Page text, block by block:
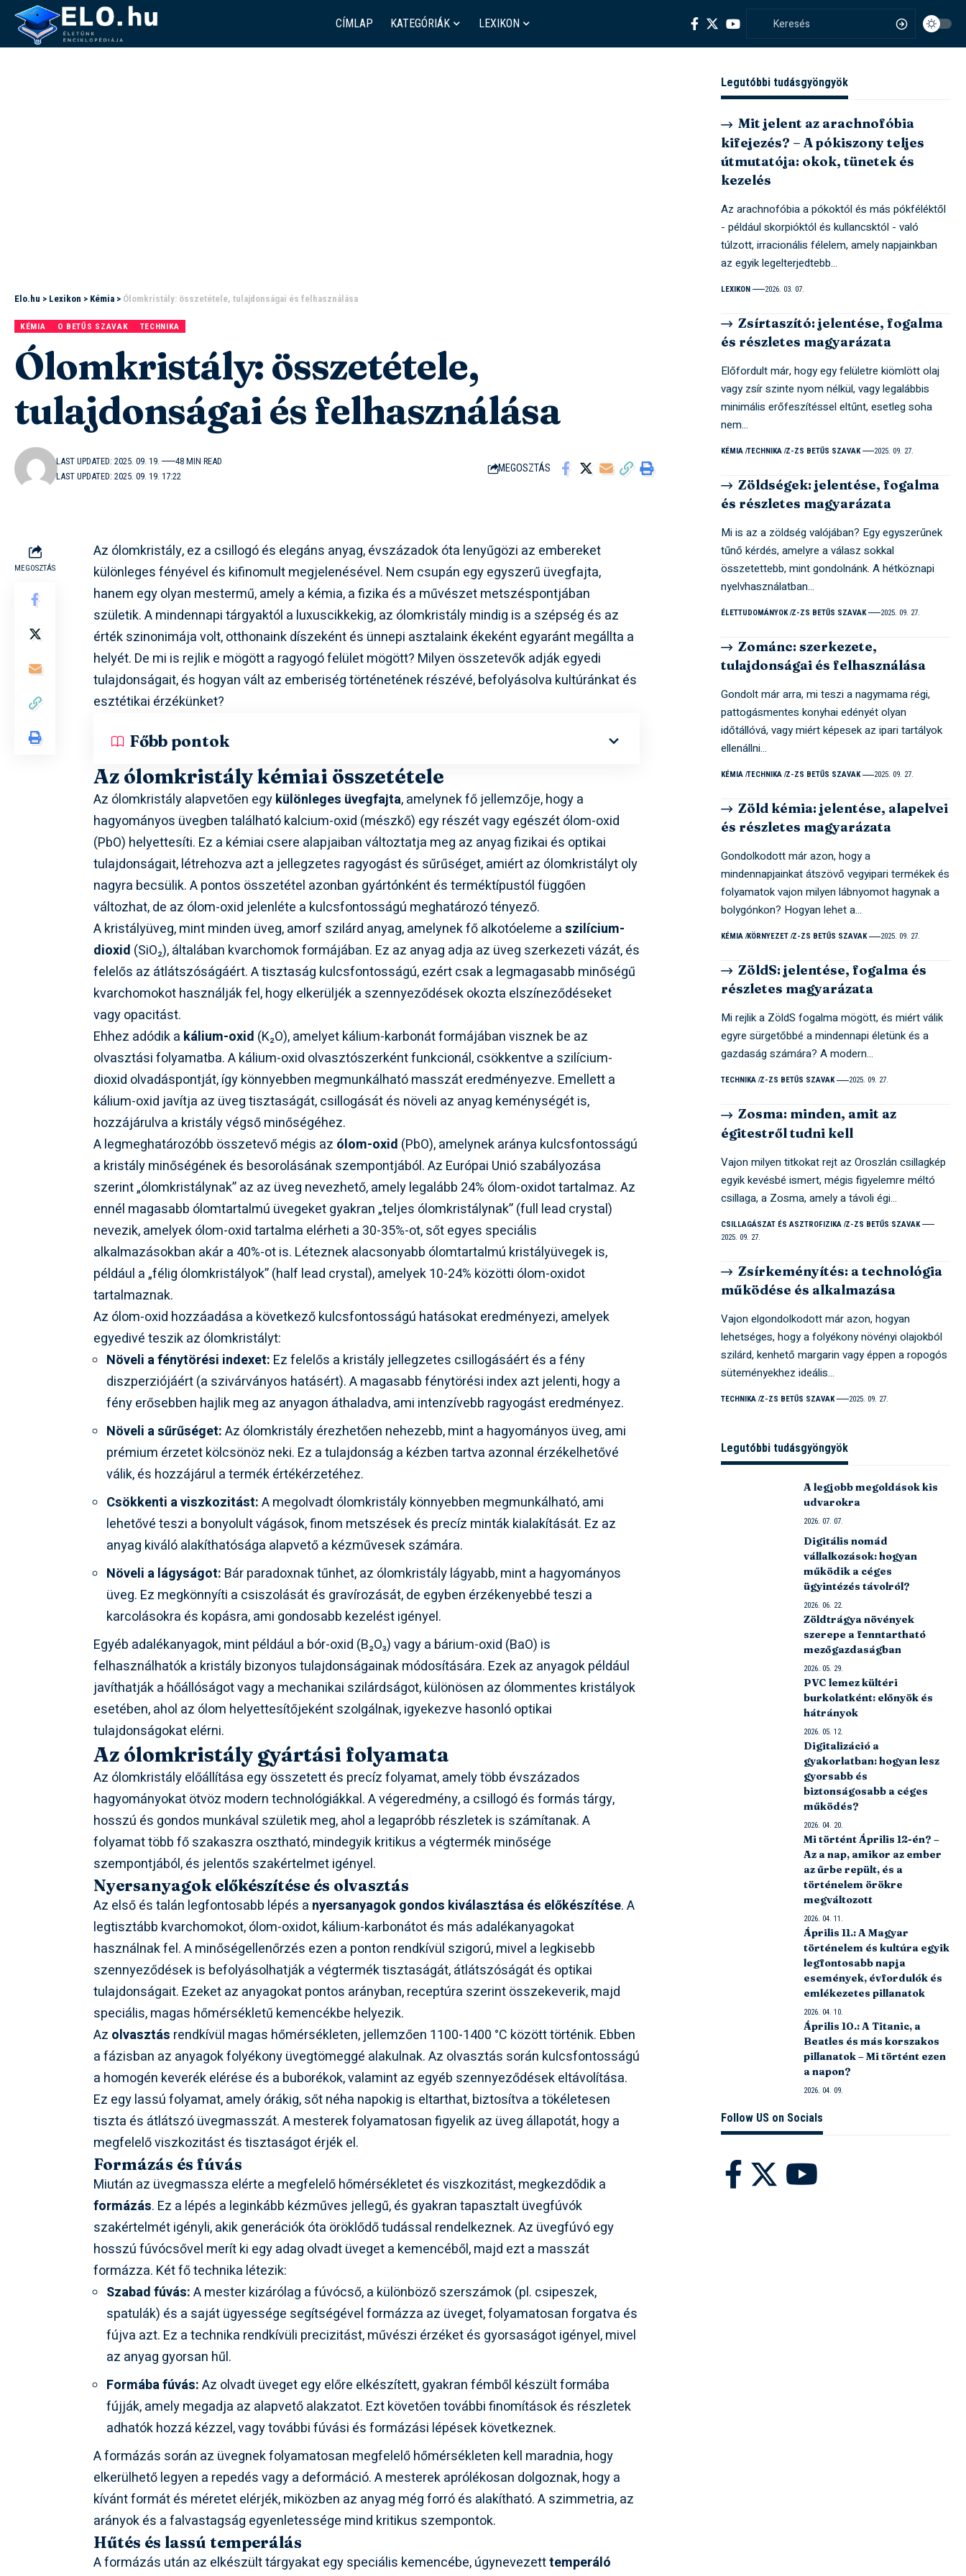
CÍMLAP KATEGÓRIÁK LEXIKON
Elo.hu > Lexikon > Kémia > Ólomkristály: összetétele, tulajdonságai és felhasználása
KÉMIA O BETŰS SZAVAK TECHNIKA
Ólomkristály: összetétele,
tulajdonságai és felhasználása
LAST UPDATED: 2025. 09. 19. 17:22
LAST UPDATED: 2025. 09. 19. 48 MIN READ
MEGOSZTÁS
MEGOSZTÁS
Az ólomkristály, ez a csillogó és elegáns anyag, évszázadok óta lenyűgözi az embereket
különleges fényével és kifinomult megjelenésével. Nem csupán egy egyszerű üvegfajta,
hanem egy olyan mestermű, amely a kémia, a fizika és a művészet metszéspontjában
születik. A mindennapi tárgyaktól a luxuscikkekig, az ólomkristály mindig is a szépség és az
érték szinonimája volt, otthonaink díszeként és ünnepi asztalaink ékeként egyaránt megállta a
helyét. De mi is rejlik e mögött a ragyogó felület mögött? Milyen összetevők adják egyedi
tulajdonságait, és hogyan vált az emberiség történetének részévé, befolyásolva kultúránkat és
esztétikai érzékünket?
Főbb pontok
Az ólomkristály kémiai összetétele
Az ólomkristály alapvetően egykülönleges üvegfajta, amelynek fő jellemzője, hogy a
hagyományos üvegben található kalcium-oxid (mészkő) egy részét vagy egészét ólom-oxid
(PbO) helyettesíti. Ez a kémiai csere alapjaiban változtatja meg az anyag fizikai és optikai
tulajdonságait, létrehozva azt a jellegzetes ragyogást és sűrűséget, amiért az ólomkristályt oly
nagyra becsülik. A pontos összetétel azonban gyártónként és terméktípustól függően
változhat, de az ólom-oxid jelenléte a kulcsfontosságú meghatározó tényező.
A kristályüveg, mint minden üveg, amorf szilárd anyag, amelynek fő alkotóeleme aszilícium-
dioxid (SiO₂), általában kvarchomok formájában. Ez az anyag adja az üveg szerkezeti vázát, és
felelős az átlátszóságáért. A tisztaság kulcsfontosságú, ezért csak a legmagasabb minőségű
kvarchomokot használják fel, hogy elkerüljék a szennyeződések okozta elszíneződéseket
vagy opacitást.
Ehhez adódik a kálium-oxid (K₂O), amelyet kálium-karbonát formájában visznek be az
olvasztási folyamatba. A kálium-oxid olvasztószerként funkcionál, csökkentve a szilícium-
dioxid olvadáspontját, így könnyebben megmunkálható masszát eredményezve. Emellett a
kálium-oxid javítja az üveg tisztaságát, csillogását és növeli az anyag keménységét is,
hozzájárulva a kristály végső minőségéhez.
A legmeghatározóbb összetevő mégis az ólom-oxid (PbO), amelynek aránya kulcsfontosságú
a kristály minőségének és besorolásának szempontjából. Az Európai Unió szabályozása
szerint „ólomkristálynak” az az üveg nevezhető, amely legalább 24% ólom-oxidot tartalmaz. Az
ennél magasabb ólomtartalmú üvegeket gyakran „teljes ólomkristálynak” (full lead crystal)
nevezik, amelyek ólom-oxid tartalma elérheti a 30-35%-ot, sőt egyes speciális
alkalmazásokban akár a 40%-ot is. Léteznek alacsonyabb ólomtartalmú kristályüvegek is,
például a „félig ólomkristályok” (half lead crystal), amelyek 10-24% közötti ólom-oxidot
tartalmaznak.
Az ólom-oxid hozzáadása a következő kulcsfontosságú hatásokat eredményezi, amelyek
egyedivé teszik az ólomkristályt:
Növeli a fénytörési indexet: Ez felelős a kristály jellegzetes csillogásáért és a fény
diszperziójáért (a szivárványos hatásért). A magasabb fénytörési index azt jelenti, hogy a
fény erősebben hajlik meg az anyagon áthaladva, ami intenzívebb ragyogást eredményez.
Növeli a sűrűséget:Az ólomkristály érezhetően nehezebb, mint a hagyományos üveg, ami
prémium érzetet kölcsönöz neki. Ez a tulajdonság a kézben tartva azonnal érzékelhetővé
válik, és hozzájárul a termék értékérzetéhez.
Csökkenti a viszkozitást:A megolvadt ólomkristály könnyebben megmunkálható, ami
lehetővé teszi a bonyolult vágások, finom metszések és precíz minták kialakítását. Ez az
anyag kiváló alakíthatósága alapvető a kézművesek számára.
Növeli a lágyságot: Bár paradoxnak tűnhet, az ólomkristály lágyabb, mint a hagyományos
üveg. Ez megkönnyíti a csiszolását és gravírozását, de egyben érzékenyebbé teszi a
karcolásokra és kopásra, ami gondosabb kezelést igényel.
Egyéb adalékanyagok, mint például a bór-oxid (B₂O₃) vagy a bárium-oxid (BaO) is
felhasználhatók a kristály bizonyos tulajdonságainak módosítására. Ezek az anyagok például
javíthatják a hőállóságot vagy a mechanikai szilárdságot, különösen az ólommentes kristályok
esetében, ahol az ólom helyettesítőjeként szolgálnak, igyekezve hasonló optikai
tulajdonságokat elérni.
Az ólomkristály gyártási folyamata
Az ólomkristály előállítása egy összetett és precíz folyamat, amely több évszázados
hagyományokat ötvöz modern technológiákkal. A végeredmény, a csillogó és formás tárgy,
hosszú és gondos munkával születik meg, ahol a legapróbb részletek is számítanak. A
folyamat több fő szakaszra osztható, mindegyik kritikus a végtermék minősége
szempontjából, és jelentős szakértelmet igényel.
Nyersanyagok előkészítése és olvasztás
Az első és talán legfontosabb lépés a nyersanyagok gondos kiválasztása és előkészítése. A
legtisztább kvarchomokot, ólom-oxidot, kálium-karbonátot és más adalékanyagokat
használnak fel. A minőségellenőrzés ezen a ponton rendkívül szigorú, mivel a legkisebb
szennyeződések is befolyásolhatják a végtermék tisztaságát, átlátszóságát és optikai
tulajdonságait. Ezeket az anyagokat pontos arányban, receptúra szerint összekeverik, majd
speciális, magas hőmérsékletű kemencékbe helyezik.
Az olvasztás rendkívül magas hőmérsékleten, jellemzően 1100-1400 °C között történik. Ebben
a fázisban az anyagok folyékony üvegtömeggé alakulnak. Az olvasztás során kulcsfontosságú
a homogén keverék elérése és a buborékok, valamint az egyéb szennyeződések eltávolítása.
Ez egy lassú folyamat, amely órákig, sőt néha napokig is eltarthat, biztosítva a tökéletesen
tiszta és átlátszó üvegmasszát. A mesterek folyamatosan figyelik az üveg állapotát, hogy a
megfelelő viszkozitást és tisztaságot érjék el.
Formázás és fúvás
Miután az üvegmassza elérte a megfelelő hőmérsékletet és viszkozitást, megkezdődik a
formázás. Ez a lépés a leginkább kézműves jellegű, és gyakran tapasztalt üvegfúvók
szakértelmét igényli, akik generációk óta öröklődő tudással rendelkeznek. Az üvegfúvó egy
hosszú fúvócsővel merít ki egy adag olvadt üveget a kemencéből, majd ezt a masszát
formázza. Két fő technika létezik:
Szabad fúvás:A mester kizárólag a fúvócső, a különböző szerszámok (pl. csipeszek,
spatulák) és a saját ügyessége segítségével formázza az üveget, folyamatosan forgatva és
fújva azt. Ez a technika rendkívüli precizitást, művészi érzéket és gyorsaságot igényel, mivel
az anyag gyorsan hűl.
Formába fúvás:Az olvadt üveget egy előre elkészített, gyakran fémből készült formába
fújják, amely megadja az alapvető alakzatot. Ezt követően további finomítások és részletek
adhatók hozzá kézzel, vagy további fúvási és formázási lépések következnek.
A formázás során az üvegnek folyamatosan megfelelő hőmérsékleten kell maradnia, hogy
elkerülhető legyen a repedés vagy a deformáció. A mesterek aprólékosan dolgoznak, hogy a
kívánt formát és méretet elérjék, miközben az anyag még forró és alakítható. A szimmetria, az
arányok és a falvastagság egyenletessége mind kritikus szempontok.
Hűtés és lassú temperálás
A formázás után az elkészült tárgyakat egy speciális kemencébe, úgynevezetttemperáló
Legutóbbi tudásgyöngyök
Mit jelent az arachnofóbia
kifejezés? – A pókiszony teljes
útmutatója: okok, tünetek és
kezelés
Az arachnofóbia a pókoktól és más pókféléktől
- például skorpióktól és kullancsktól - való
túlzott, irracionális félelem, amely napjainkban
az egyik legelterjedtebb…
LEXIKON 2026. 03. 07.
Zsírtaszító: jelentése, fogalma
és részletes magyarázata
Előfordult már, hogy egy felületre kiömlött olaj
vagy zsír szinte nyom nélkül, vagy legalábbis
minimális erőfeszítéssel eltűnt, esetleg soha
nem…
KÉMIA TECHNIKA Z-ZS BETŰS SZAVAK 2025. 09. 27.
Zöldségek: jelentése, fogalma
és részletes magyarázata
Mi is az a zöldség valójában? Egy egyszerűnek
tűnő kérdés, amelyre a válasz sokkal
összetettebb, mint gondolnánk. A hétköznapi
nyelvhasználatban…
ÉLETTUDOMÁNYOK Z-ZS BETŰS SZAVAK 2025. 09. 27.
Zománc: szerkezete,
tulajdonságai és felhasználása
Gondolt már arra, mi teszi a nagymama régi,
pattogásmentes konyhai edényét olyan
időtállóvá, vagy miért képesek az ipari tartályok
ellenállni…
KÉMIA TECHNIKA Z-ZS BETŰS SZAVAK 2025. 09. 27.
Zöld kémia: jelentése, alapelvei
és részletes magyarázata
Gondolkodott már azon, hogy a
mindennapjainkat átszövő vegyipari termékek és
folyamatok vajon milyen lábnyomot hagynak a
bolygónkon? Hogyan lehet a…
KÉMIA KÖRNYEZET Z-ZS BETŰS SZAVAK 2025. 09. 27.
ZöldS: jelentése, fogalma és
részletes magyarázata
Mi rejlik a ZöldS fogalma mögött, és miért válik
egyre sürgetőbbé a mindennapi életünk és a
gazdaság számára? A modern…
TECHNIKA Z-ZS BETŰS SZAVAK 2025. 09. 27.
Zosma: minden, amit az
égitestről tudni kell
Vajon milyen titkokat rejt az Oroszlán csillagkép
egyik kevésbé ismert, mégis figyelemre méltó
csillaga, a Zosma, amely a távoli égi…
CSILLAGÁSZAT ÉS ASZTROFIZIKA Z-ZS BETŰS SZAVAK
2025. 09. 27.
Zsírkeményítés: a technológia
működése és alkalmazása
Vajon elgondolkodott már azon, hogyan
lehetséges, hogy a folyékony növényi olajokból
szilárd, kenhető margarin vagy éppen a ropogós
süteményekhez ideális…
TECHNIKA Z-ZS BETŰS SZAVAK 2025. 09. 27.
Legutóbbi tudásgyöngyök
A legjobb megoldások kis
udvarokra
2026. 07. 07.
Digitális nomád
vállalkozások: hogyan
működik a céges
ügyintézés távolról?
2026. 06. 22.
Zöldtrágya növények
szerepe a fenntartható
mezőgazdaságban
2026. 05. 29.
PVC lemez kültéri
burkolatként: előnyök és
hátrányok
2026. 05. 12.
Digitalizáció a
gyakorlatban: hogyan lesz
gyorsabb és
biztonságosabb a céges
működés?
2026. 04. 20.
Mi történt Április 12-én? –
Az a nap, amikor az ember
az űrbe repült, és a
történelem örökre
megváltozott
2026. 04. 11.
Április 11.: A Magyar
történelem és kultúra egyik
legfontosabb napja
események, évfordulók és
emlékezetes pillanatok
2026. 04. 10.
Április 10.: A Titanic, a
Beatles és más korszakos
pillanatok – Mi történt ezen
a napon?
2026. 04. 09.
Follow US on Socials